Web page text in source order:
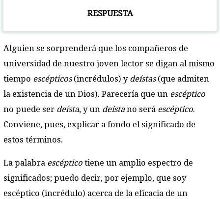
RESPUESTA
Alguien se sorprenderá que los compañeros de
universidad de nuestro joven lector se digan al mismo
tiempo escépticos(incrédulos) y deístas(que admiten
la existencia de un Dios). Parecería que un escéptico
no puede ser deísta, y un deístano será escéptico.
Conviene, pues, explicar a fondo el significado de
estos términos.
La palabra escéptico tiene un amplio espectro de
significados; puedo decir, por ejemplo, que soy
escéptico (incrédulo) acerca de la eficacia de un